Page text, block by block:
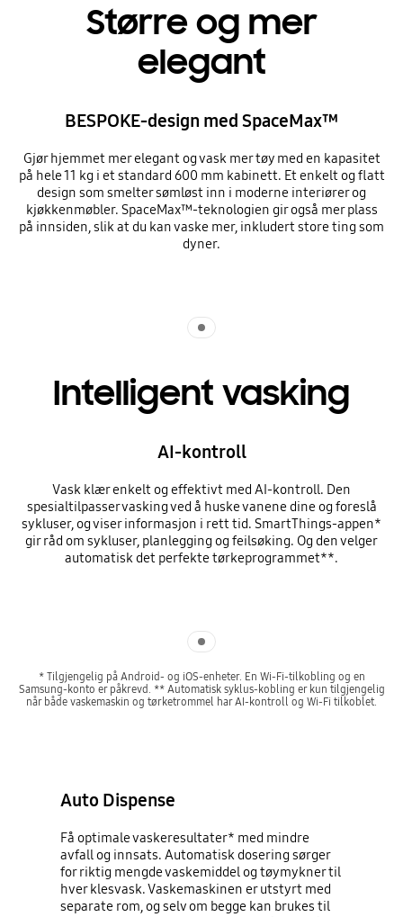
Større og mer
elegant
BESPOKE-design med SpaceMax™
Gjør hjemmet mer elegant og vask mer tøy med en kapasitet
på hele 11 kg i et standard 600 mm kabinett. Et enkelt og flatt
design som smelter sømløst inn i moderne interiører og
kjøkkenmøbler. SpaceMax™-teknologien gir også mer plass
på innsiden, slik at du kan vaske mer, inkludert store ting som
dyner.
Intelligent vasking
AI-kontroll
Vask klær enkelt og effektivt med AI-kontroll. Den
spesialtilpasser vasking ved å huske vanene dine og foreslå
sykluser, og viser informasjon i rett tid. SmartThings-appen*
gir råd om sykluser, planlegging og feilsøking. Og den velger
automatisk det perfekte tørkeprogrammet**.
* Tilgjengelig på Android- og iOS-enheter. En Wi-Fi-tilkobling og en
Samsung-konto er påkrevd. ** Automatisk syklus-kobling er kun tilgjengelig
når både vaskemaskin og tørketrommel har AI-kontroll og Wi-Fi tilkoblet.
Auto Dispense
Få optimale vaskeresultater* med mindre
avfall og innsats. Automatisk dosering sørger
for riktig mengde vaskemiddel og tøymykner til
hver klesvask. Vaskemaskinen er utstyrt med
separate rom, og selv om begge kan brukes til